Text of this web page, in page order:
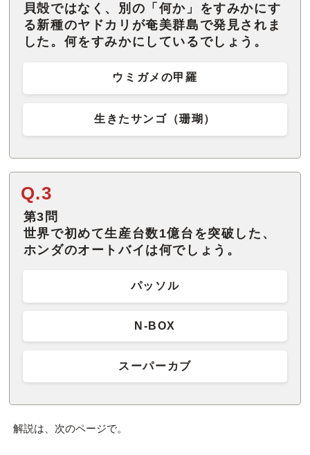
貝殻ではなく、別の「何か」をすみかにす
る新種のヤドカリが奄美群島で発見されま
した。何をすみかにしているでしょう。
ウミガメの甲羅
生きたサンゴ（珊瑚）
Q.3
第3問
世界で初めて生産台数1億台を突破した、
ホンダのオートバイは何でしょう。
パッソル
N-BOX
スーパーカブ
解説は、次のページで。